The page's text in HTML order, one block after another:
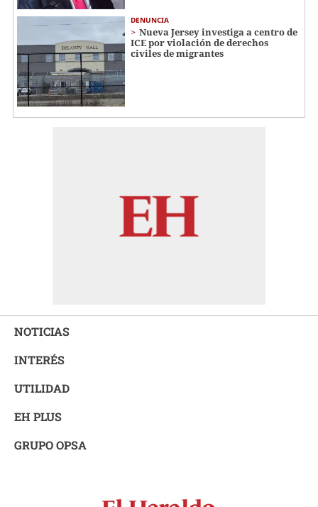
DENUNCIA
Nueva Jersey investiga a centro de
ICE por violación de derechos
civiles de migrantes
NOTICIAS
INTERÉS
UTILIDAD
EH PLUS
GRUPO OPSA